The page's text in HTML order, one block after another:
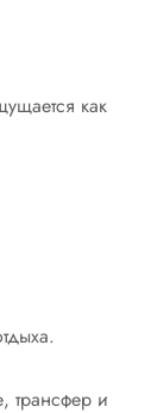
как
трансфер и